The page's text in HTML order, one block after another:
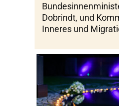
Dobrindt, und
Inneres und